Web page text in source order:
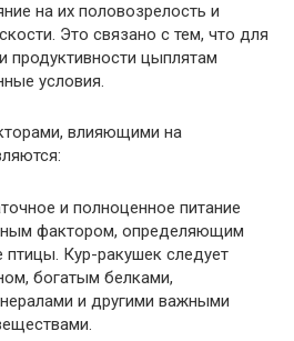
на их половозрелость и
Это связано с тем, что для
продуктивности цыплятам
условия.
влияющими на
и полноценное питание
фактором, определяющим
птицы. Кур-ракушек следует
богатым белками,
и другими важными